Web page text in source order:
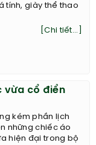
tính, giày thể thao
[Chi tiết...]
vừa cổ điển
kém phần lịch
những chiếc áo
hiện đại trong bộ